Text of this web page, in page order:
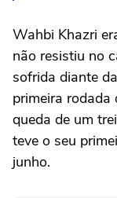
Wahbi Khazri
não resistiu no
sofrida diante
primeira rodada
queda de um
teve o seu
junho.